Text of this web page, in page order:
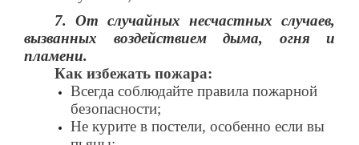
7. От случайных несчастных случаев,
вызванных воздействием дыма, огня и
пламени.
Как избежать пожара:
Всегда соблюдайте правила пожарной
безопасности;
Не курите в постели, особенно если вы